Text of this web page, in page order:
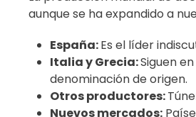
aunque se ha expandido a
España:Es el líder
Italia y Grecia:Siguen
denominación de origen.
Otros productores:
Nuevos mercados: